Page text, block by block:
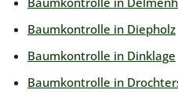
Baumkontrolle in Diepholz
Baumkontrolle in Dinklage
Baumkontrolle in